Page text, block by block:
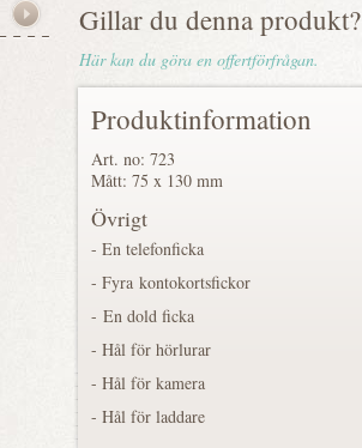
Gillar du denna produkt?
Här kan du göra en offertförfrågan.
Produktinformation
Art. no: 723
Mått: 75 x 130 mm
Övrigt
- En telefonficka
- Fyra kontokortsfickor
- En dold ficka
- Hål för hörlurar
- Hål för kamera
- Hål för laddare